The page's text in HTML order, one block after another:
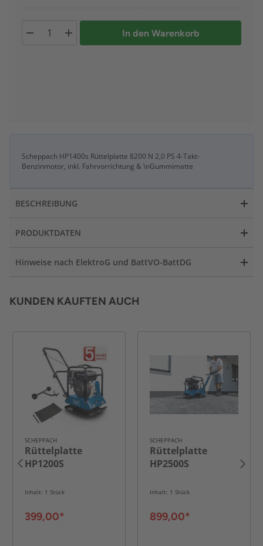
In den Warenkorb
Scheppach HP1400s Rüttelplatte 8200 N 2,0 PS 4-Takt-
Benzinmotor, inkl. Fahrvorrichtung & \nGummimatte
BESCHREIBUNG
PRODUKTDATEN
Hinweise nach ElektroG und BattVO-BattDG
KUNDEN KAUFTEN AUCH
SCHEPPACH
Rüttelplatte
HP1200S
Inhalt: 1 Stück
399,00*
SCHEPPACH
Rüttelplatte
HP2500S
Inhalt: 1 Stück
899,00*